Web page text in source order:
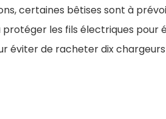
certaines bêtises sont à
protéger les fils électriques pour
éviter de racheter dix